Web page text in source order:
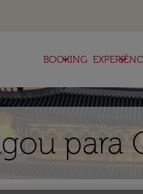
BOOKING
keyboard_arrow_down keyboard_arrow_down
para